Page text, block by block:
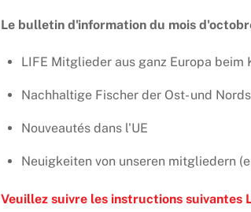
Le bulletin d'information du mois
LIFE Mitglieder aus ganz Europa beim
Nachhaltige Fischer der Ost- und
Nouveautés dans l'UE
Neuigkeiten von unseren mitgliedern
Veuillez suivre les instructions suivantes